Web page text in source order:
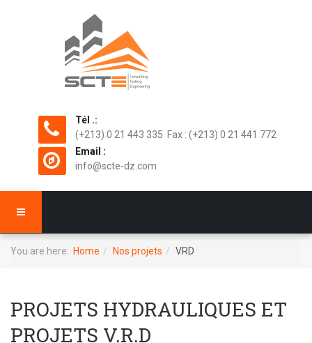
Tél .:
(+213) 0 21 443 335 Fax : (+213) 0 21 441 772
Email :
info@scte-dz.com
You are here: Home Nos projets VRD
PROJETS HYDRAULIQUES ET
PROJETS V.R.D